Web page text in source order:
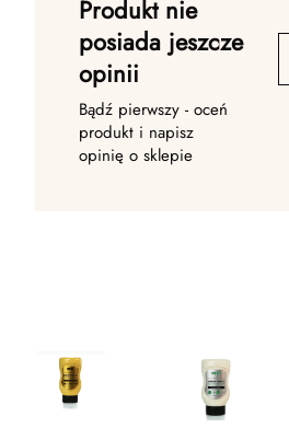
Produkt nie
posiada jeszcze
opinii
Bądź pierwszy - oceń
produkt i napisz
opinię o sklepie